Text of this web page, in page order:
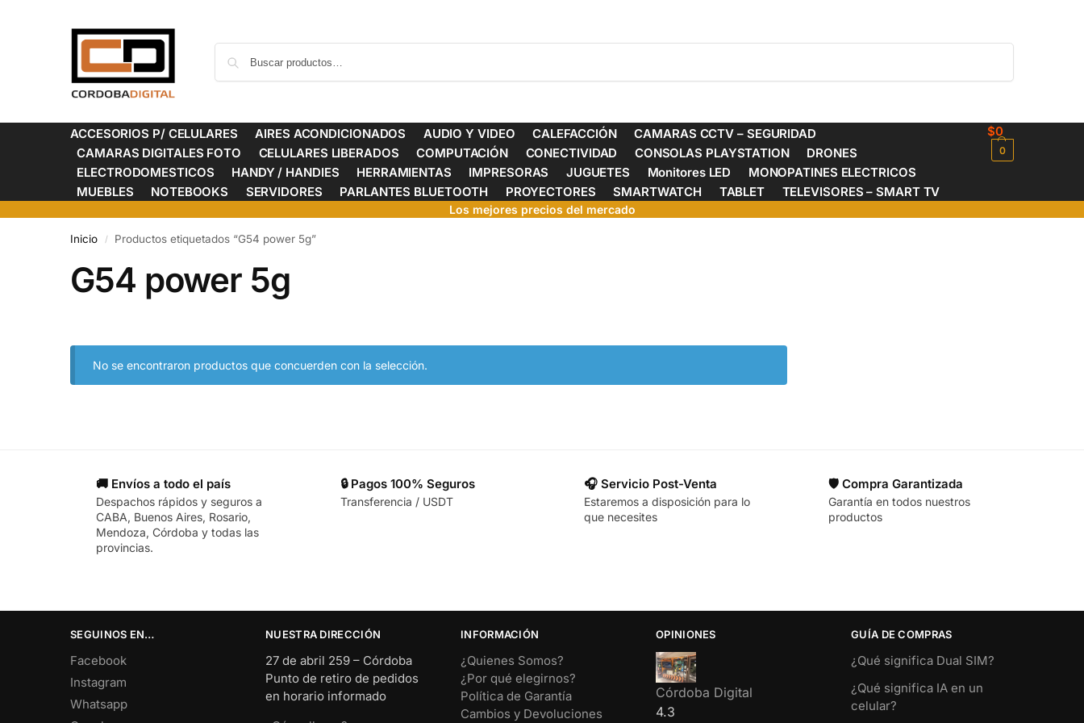
ACCESORIOS P/ CELULARES AIRES ACONDICIONADOS AUDIO Y VIDEO CALEFACCIÓN
CAMARAS CCTV – SEGURIDAD
CAMARAS DIGITALES FOTO
CELULARES LIBERADOS COMPUTACIÓN CONECTIVIDAD CONSOLAS PLAYSTATION
DRONES
ELECTRODOMESTICOS
HANDY / HANDIES HERRAMIENTAS IMPRESORAS JUGUETES Monitores LED
MONOPATINES ELECTRICOS
MUEBLES
NOTEBOOKS SERVIDORES PARLANTES BLUETOOTH PROYECTORES SMARTWATCH TABLET TELEVISORES – SMART TV
$0
0
Los mejores precios del mercado
Inicio / Productos etiquetados “G54 power 5g”
G54 power 5g
No se encontraron productos que concuerden con la selección.
🚚 Envíos a todo el país
Despachos rápidos y seguros a
CABA, Buenos Aires, Rosario,
Mendoza, Córdoba y todas las
provincias.
🔒 Pagos 100% Seguros
Transferencia / USDT
🎧 Servicio Post-Venta
Estaremos a disposición para lo
que necesites
🛡️ Compra Garantizada
Garantía en todos nuestros
productos
SEGUINOS EN…
Facebook
Instagram
Whatsapp
NUESTRA DIRECCIÓN
27 de abril 259 – Córdoba
Punto de retiro de pedidos
en horario informado
INFORMACIÓN
¿Quienes Somos?
¿Por qué elegirnos?
Política de Garantía
Cambios y Devoluciones
OPINIONES
Córdoba Digital
4.3
GUÍA DE COMPRAS
¿Qué significa Dual SIM?
¿Qué significa IA en un
celular?